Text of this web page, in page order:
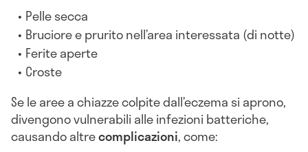
Pelle secca
Bruciore e prurito nell’area interessata (di notte)
Ferite aperte
Croste
Se le aree a chiazze colpite dall’eczema si aprono,
divengono vulnerabili alle infezioni batteriche,
causando altrecomplicazioni, come: